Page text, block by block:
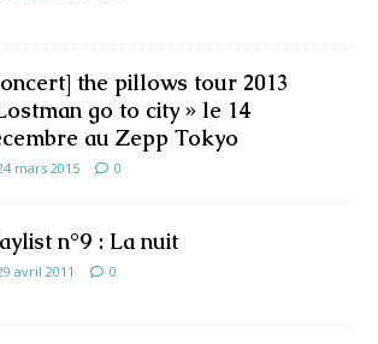
the pillows tour 2013
go to city » le 14
au Zepp Tokyo
mars 2015 0
n°9 : La nuit
avril 2011 0